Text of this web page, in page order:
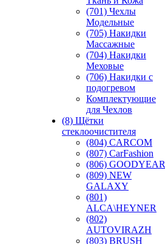
(701) Чехлы
Модельные
(705) Накидки
Массажные
(704) Накидки
Меховые
(706) Накидки с
подогревом
Комплектующие
для Чехлов
(8) Щётки
стеклоочистителя
(804) CARCOM
(807) CarFashion
(806) GOODYEAR
(809) NEW
GALAXY
(801)
ALCA\HEYNER
(802)
AUTOVIRAZH
(803) BRUSH